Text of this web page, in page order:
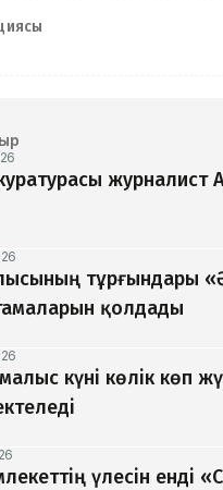
журналист
тұрғындары
қолдады
күні көлік көп
үлесін